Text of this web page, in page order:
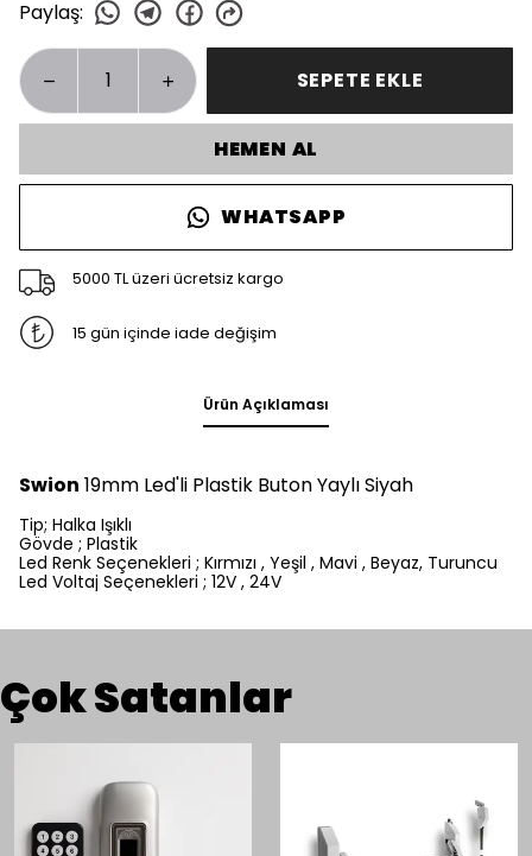
Paylaş:
SEPETE EKLE
HEMEN AL
WHATSAPP
5000 TL üzeri ücretsiz kargo
15 gün içinde iade değişim
Ürün Açıklaması
Swion 19mm Led'li Plastik Buton Yaylı Siyah
Tip; Halka Işıklı
Gövde ; Plastik
Led Renk Seçenekleri ; Kırmızı , Yeşil , Mavi , Beyaz, Turuncu
Led Voltaj Seçenekleri ; 12V , 24V
Çok Satanlar